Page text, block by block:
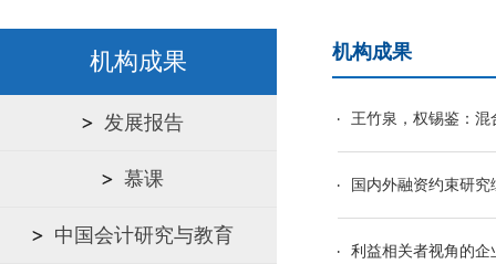
机构成果
发展报告
慕课
中国会计研究与教育
机构成果
王竹泉，权锡鉴：
国内外融资约束研究
利益相关者视角的